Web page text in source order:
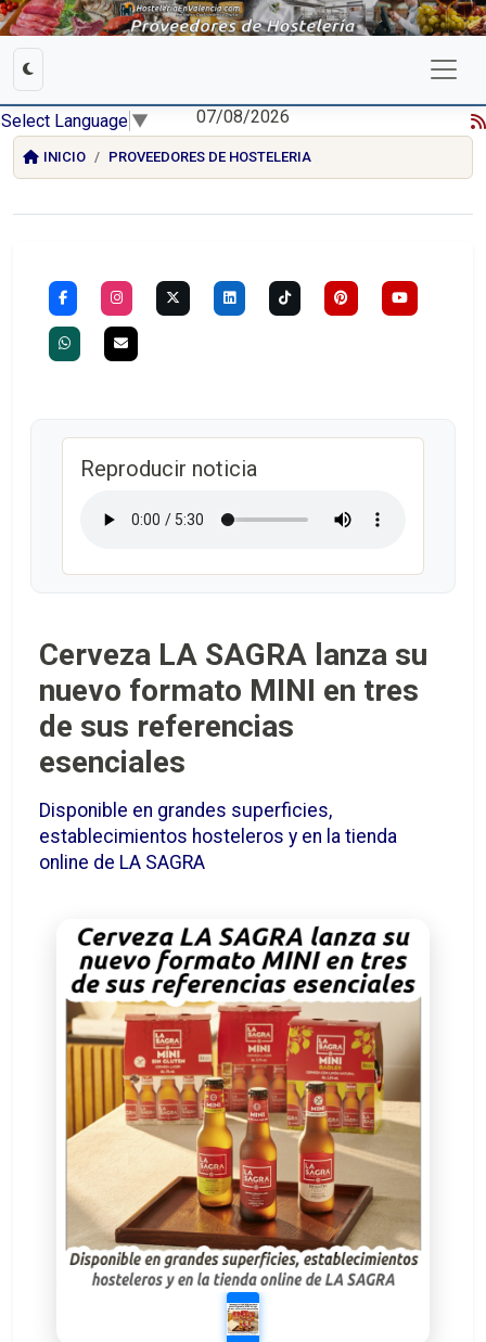
Select Language ▼ 07/08/2026
INICIO PROVEEDORES DE HOSTELERIA
Reproducir noticia
Cerveza LA SAGRA lanza su
nuevo formato MINI en tres
de sus referencias
esenciales
Disponible en grandes superficies,
establecimientos hosteleros y en la tienda
online de LA SAGRA